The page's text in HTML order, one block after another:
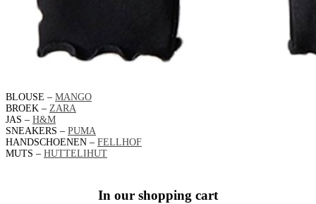
BLOUSE – MANGO
BROEK – ZARA
JAS – H&M
SNEAKERS – PUMA
HANDSCHOENEN – FELLHOF
MUTS – HUTTELIHUT
In our shopping cart